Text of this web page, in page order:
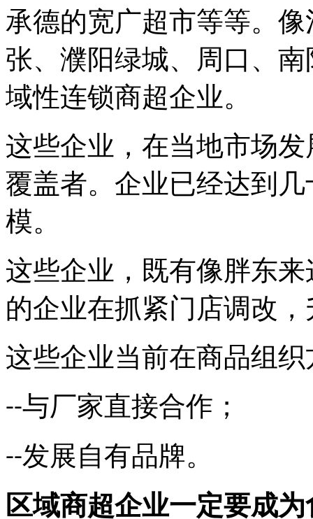
承德的宽广超市等等。
张、濮阳绿城、周口、
域性连锁商超企业。
这些企业，在当地市场
覆盖者。企业已经达到
模。
这些企业，既有像胖东
的企业在抓紧门店调改
这些企业当前在商品组
--与厂家直接合作；
--发展自有品牌。
区域商超企业一定要成